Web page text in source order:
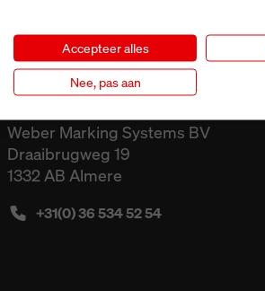
Weber Marking Systems BV
Draaibrugweg 19
1332 AB Almere
+31(0) 36 534 52 54
Accepteer alles
Nee, pas aan